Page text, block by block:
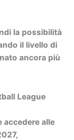
la possibilità
il livello di
ancora più
League
alle
,